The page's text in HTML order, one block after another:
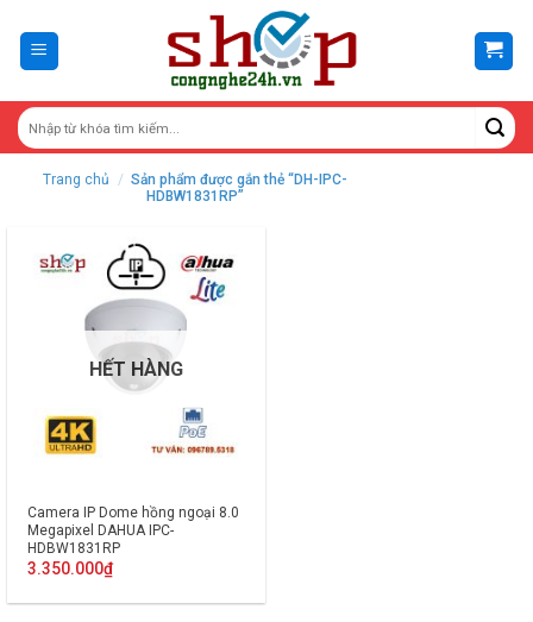
content
Trang chủ / Sản phẩm được gắn thẻ “DH-IPC-
HDBW1831RP”
HẾT HÀNG
Camera IP Dome hồng ngoại 8.0
Megapixel DAHUA IPC-
HDBW1831RP
3.350.000₫